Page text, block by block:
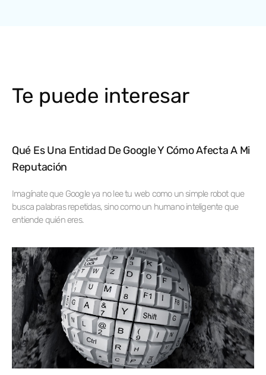
Te puede interesar
Qué Es Una Entidad De Google Y Cómo Afecta A Mi
Reputación
Imagínate que Google ya no lee tu web como un simple robot que
busca palabras repetidas, sino como un humano inteligente que
entiende quién eres.